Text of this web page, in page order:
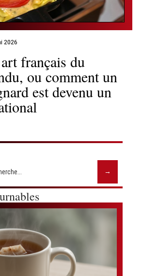
2026
français du
ou comment un
est devenu un